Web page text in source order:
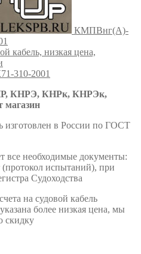
КМПВнг(А)-
310-2001
КНРЭ, КНРк, КНРЭк,
изготовлен в России по ГОСТ
все необходимые документы:
(протокол испытаний), при
Судоходства
на судовой кабель
более низкая цена, мы
скидку